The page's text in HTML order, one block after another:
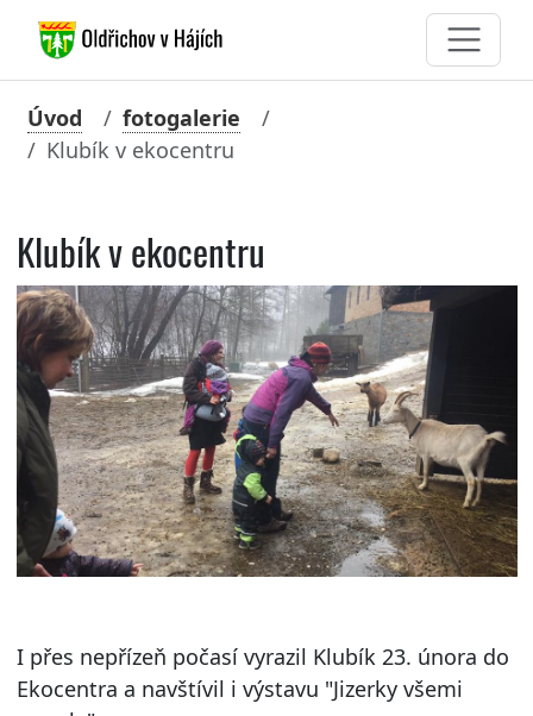
Úvod
fotogalerie
Klubík v ekocentru
Klubík v ekocentru
I přes nepřízeň počasí vyrazil Klubík 23. února do
Ekocentra a navštívil i výstavu "Jizerky všemi